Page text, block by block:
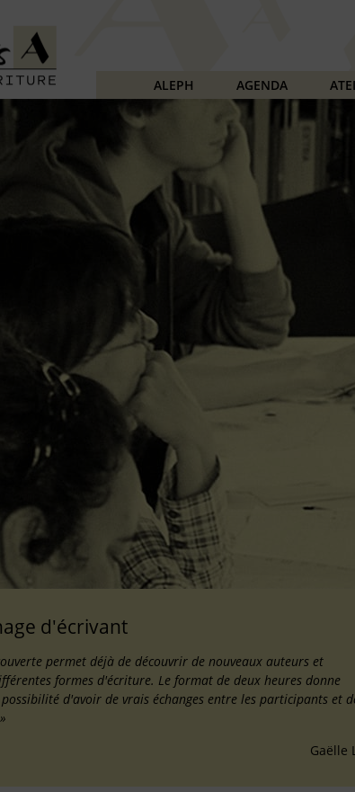
ALEPH AGENDA
d'écrivant
permet déjà de découvrir de nouveaux auteurs et
formes d'écriture. Le format de deux heures donne
d'avoir de vrais échanges entre les participants et
Gaëlle